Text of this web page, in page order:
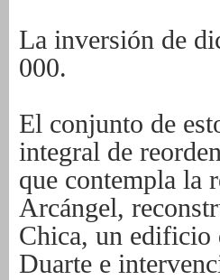
La inversión de
000.
El conjunto de
integral de
que contempla la
Arcángel,
Chica, un edificio
Duarte e